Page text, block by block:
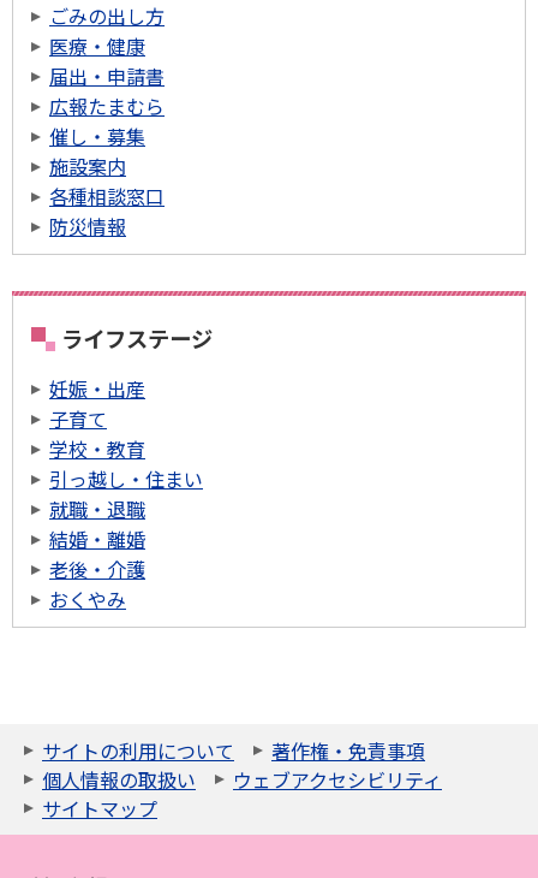
ごみの出し方
医療・健康
届出・申請書
広報たまむら
催し・募集
施設案内
各種相談窓口
防災情報
ライフステージ
妊娠・出産
子育て
学校・教育
引っ越し・住まい
就職・退職
結婚・離婚
老後・介護
おくやみ
サイトの利用について
著作権・免責事項
個人情報の取扱い
ウェブアクセシビリティ
サイトマップ